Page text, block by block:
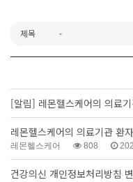
[알림] 레몬헬스케어의 의료
레몬헬스케어의 의료기관 환
레몬헬스케어 808
건강의신 개인정보처리방침